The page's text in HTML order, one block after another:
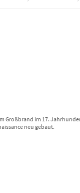
Großbrand im 17.
neu gebaut.